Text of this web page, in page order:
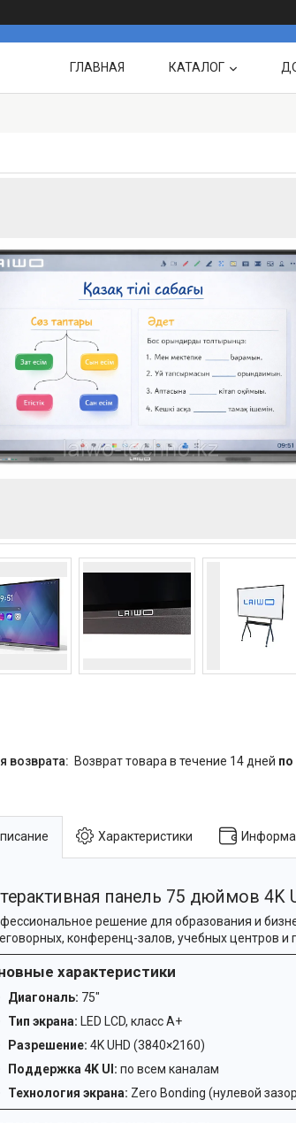
ГЛАВНАЯ КАТАЛОГ
возврат товара в течение 14 дней по
Характеристики
панель 75 дюймов 4K
решение для образования и
конференц-залов, учебных центров и
характеристики
Диагональ: 75″
Тип экрана: LED LCD, класс A+
Разрешение: 4K UHD (3840×2160)
Поддержка 4K UI: по всем каналам
Технология экрана: Zero Bonding (нулевой